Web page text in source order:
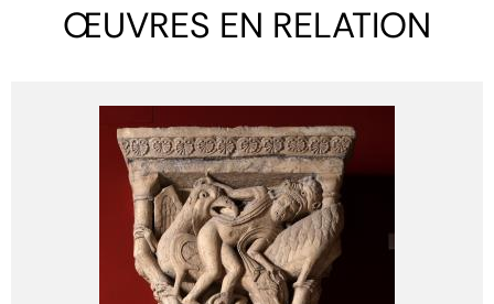
ŒUVRES EN RELATION